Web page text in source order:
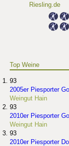
Riesling.de
Top Weine
93
2005er Piesporter
Weingut Hain
93
2010er Piesporter
Weingut Hain
93
2010er Piesporter